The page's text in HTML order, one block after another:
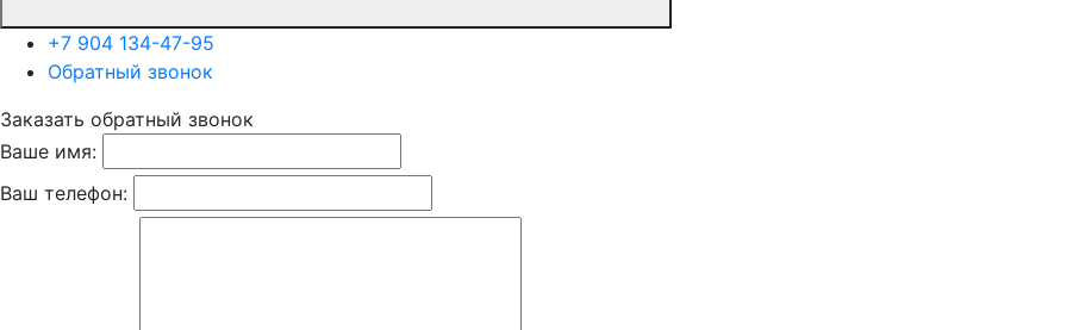
+7 904 134-47-95
Обратный звонок
Заказать обратный звонок
Ваше имя:
Ваш телефон: